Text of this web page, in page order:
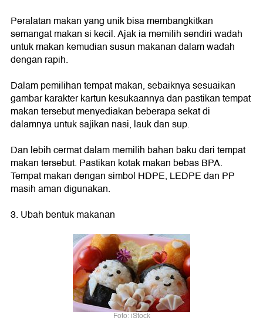
Peralatan makan yang unik bisa membangkitkan
semangat makan si kecil. Ajak ia memilih sendiri wadah
untuk makan kemudian susun makanan dalam wadah
dengan rapih.
Dalam pemilihan tempat makan, sebaiknya sesuaikan
gambar karakter kartun kesukaannya dan pastikan tempat
makan tersebut menyediakan beberapa sekat di
dalamnya untuk sajikan nasi, lauk dan sup.
Dan lebih cermat dalam memilih bahan baku dari tempat
makan tersebut. Pastikan kotak makan bebas BPA.
Tempat makan dengan simbol HDPE, LEDPE dan PP
masih aman digunakan.
3. Ubah bentuk makanan
Foto: iStock